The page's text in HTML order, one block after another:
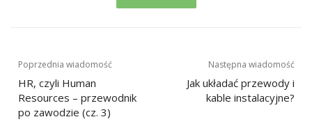
Nawigacja
wpisu
Poprzednia wiadomość
HR, czyli Human
Resources – przewodnik
po zawodzie (cz. 3)
Następna wiadomość
Jak układać przewody i
kable instalacyjne?